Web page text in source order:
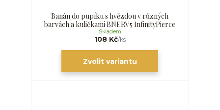
Banán do pupíku s hvězdou v různých
barvách a kuličkami BNERV5 InfinityPierce
108 Kč/ks
Skladem
Zvolit variantu